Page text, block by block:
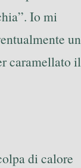
Io mi
un
caramellato il
di calore